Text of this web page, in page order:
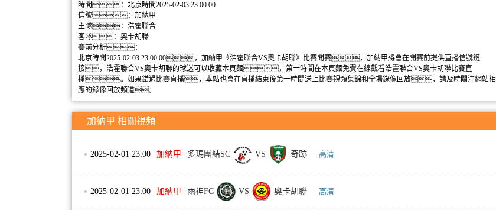
時間：北京時間2025-02-03 23:00:00
信號：加納甲
主隊：浩霍聯合
客隊：奧卡胡聯
賽前分析：
北京時間2025-02-03 23:00:00，加納甲《浩霍聯合VS奧卡胡聯》比賽開賽，加納甲將會在開賽前提供直播信號鏈
接，浩霍聯合VS奧卡胡聯的球迷可以收藏本頁麵，第一時間在本頁麵免費在線觀看浩霍聯合VS奧卡胡聯比賽直
播。如果錯過比賽直播，本站也會在直播結束後第一時間送上比賽視頻集錦和全場錄像回放，請及時關注網站相
應的錄像回放頻道。
加納甲 相關視頻
• 2025-02-01 23:00 加納甲 多瑪團結SC VS 奇跡 高清
• 2025-02-01 23:00 加納甲 雨神FC VS 奧卡胡聯 高清